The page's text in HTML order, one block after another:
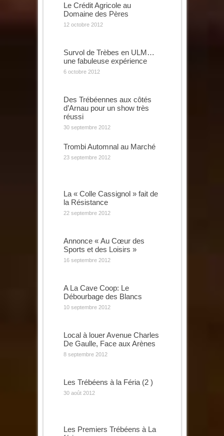
Le Crédit Agricole au
Domaine des Pères
12 octobre 2012
Survol de Trèbes en ULM…
une fabuleuse expérience
6 octobre 2012
Des Trébéennes aux côtés
d’Arnau pour un show très
réussi
30 septembre 2012
Trombi Automnal au Marché
23 septembre 2012
La « Colle Cassignol » fait de
la Résistance
22 septembre 2012
Annonce « Au Cœur des
Sports et des Loisirs »
16 septembre 2012
A La Cave Coop: Le
Débourbage des Blancs
10 septembre 2012
Local à louer Avenue Charles
De Gaulle, Face aux Arènes
8 septembre 2012
Les Trébéens à la Féria (2 )
30 août 2012
Les Premiers Trébéens à La